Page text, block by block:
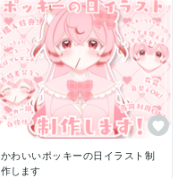
かわいいポッキーの日イラスト制
作します